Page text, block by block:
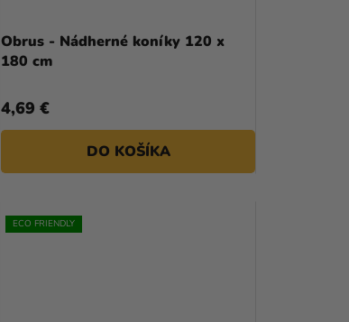
Obrus - Nádherné koníky 120 x
180 cm
4,69 €
DO KOŠÍKA
ECO FRIENDLY